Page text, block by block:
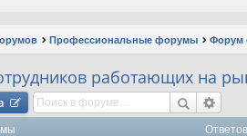
и Профессиональные форумы Форум
работающих на
Ответов